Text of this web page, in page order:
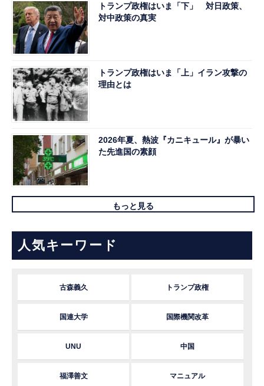
トランプ政権はいま「下」 対日政策、
対中政策の真実
トランプ政権はいま「上」イラン攻撃の
理由とは
2026年夏、熱波『カニキュール』が暴い
た先進国の素顔
もっと見る
人気キーワード
古森義久 トランプ政権
国連大学 国際機関改革
UNU 中国
福澤善文 マニュアル